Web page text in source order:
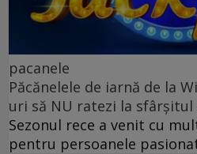
pacanele
Păcănelele de iarnă de la
uri să NU ratezi la sfârșitul
Sezonul rece a venit cu
pentru persoanele